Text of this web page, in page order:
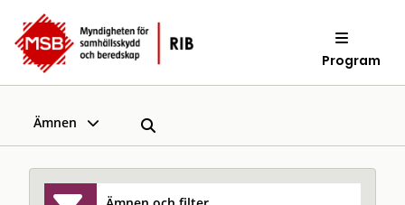
Program
Ämnen